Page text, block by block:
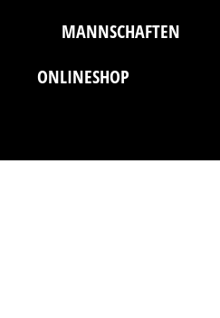
MANNSCHAFTEN
ONLINESHOP